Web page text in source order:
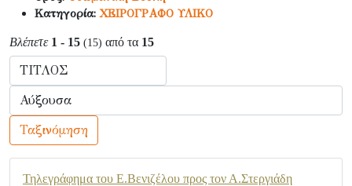
Κατηγορία:ΧΕΙΡΟΓΡΑΦΟ ΥΛΙΚΟ
Βλέπετε 1 - 15 (15) από τα 15
Ταξινόμηση
Τηλεγράφημα του Ε.Βενιζέλου προς τον Α.Στεργιάδη